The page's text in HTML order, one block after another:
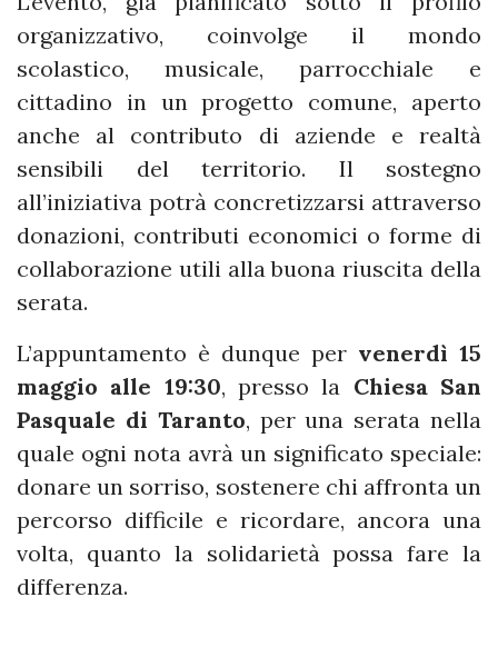
organizzativo, coinvolge il mondo
scolastico, musicale, parrocchiale e
cittadino in un progetto comune, aperto
anche al contributo di aziende e realtà
sensibili del territorio. Il sostegno
all’iniziativa potrà concretizzarsi attraverso
donazioni, contributi economici o forme di
collaborazione utili alla buona riuscita della
serata.
L’appuntamento è dunque per venerdì 15
maggio alle 19:30, presso la Chiesa San
Pasquale di Taranto, per una serata nella
quale ogni nota avrà un significato speciale:
donare un sorriso, sostenere chi affronta un
percorso difficile e ricordare, ancora una
volta, quanto la solidarietà possa fare la
differenza.